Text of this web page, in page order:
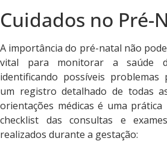
Cuidados no Pré-
A importância do pré-natal não
vital para monitorar a saúde
identificando possíveis problemas
um registro detalhado de todas
orientações médicas é uma prática
checklist das consultas e
realizados durante a gestação: